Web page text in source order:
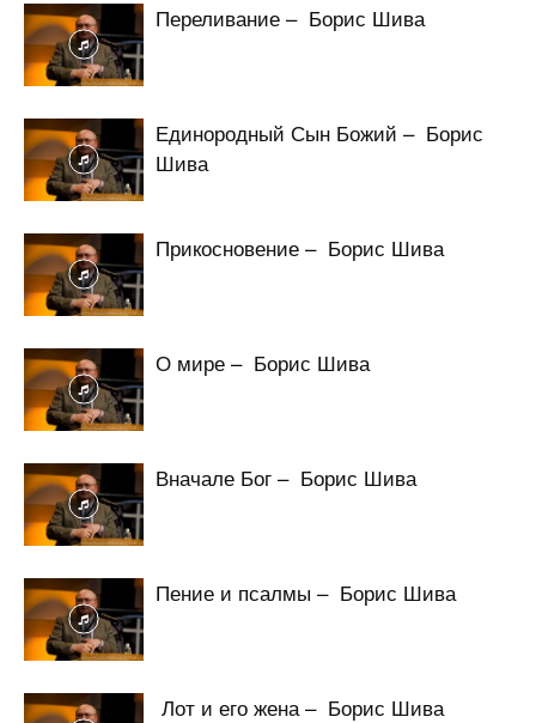
Переливание – Борис Шива
Единородный Сын Божий – Борис
Шива
Прикосновение – Борис Шива
О мире – Борис Шива
Вначале Бог – Борис Шива
Пение и псалмы – Борис Шива
Лот и его жена – Борис Шива